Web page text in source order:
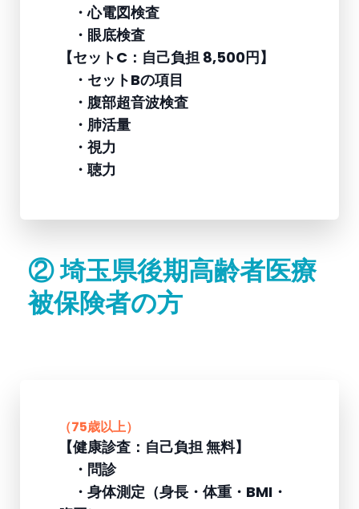
・心電図検査
・眼底検査
【セットC：自己負担 8,500円】
・セットBの項目
・腹部超音波検査
・肺活量
・視力
・聴力
② 埼玉県後期高齢者医療
被保険者の方
（75歳以上）
【健康診査：自己負担 無料】
・問診
・身体測定（身長・体重・BMI・